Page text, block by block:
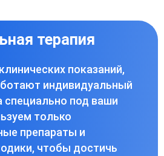
терапия
показаний,
индивидуальный
специально под ваши
только
препараты и
чтобы достичь